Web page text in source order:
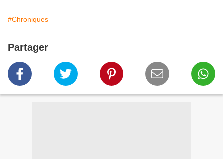
#Chroniques
Partager